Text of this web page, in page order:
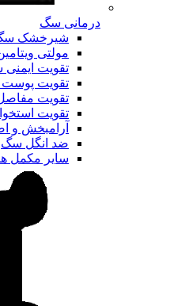
درمانی سگ
شیرخشک
مولتی
تقویت
تقویت
تقویت
تقویت
آرامبخش و
ضد انگل سگ
سایر مکمل